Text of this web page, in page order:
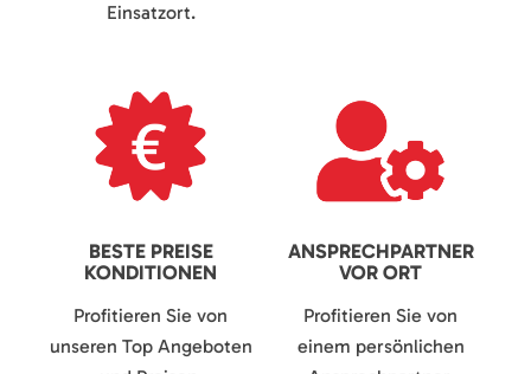
Einsatzort.
BESTE PREISE
KONDITIONEN
Profitieren Sie von
unseren Top Angeboten
ANSPRECHPARTNER
VOR ORT
Profitieren Sie von
einem persönlichen